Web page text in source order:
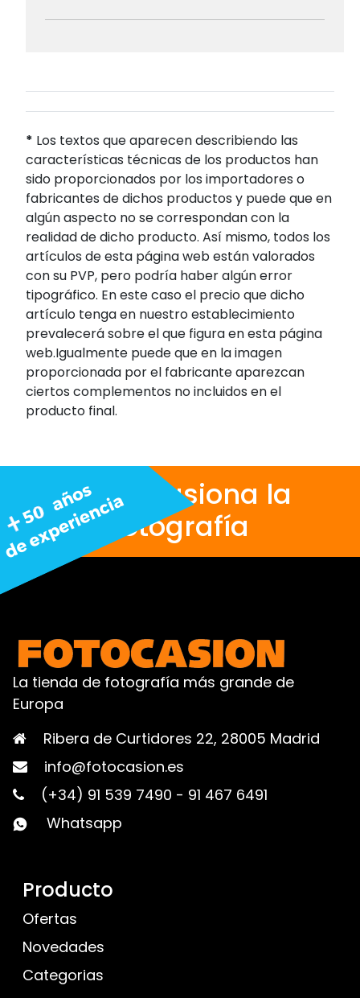
* Los textos que aparecen describiendo las
características técnicas de los productos han
sido proporcionados por los importadores o
fabricantes de dichos productos y puede que en
algún aspecto no se correspondan con la
realidad de dicho producto. Así mismo, todos los
artículos de esta página web están valorados
con su PVP, pero podría haber algún error
tipográfico. En este caso el precio que dicho
artículo tenga en nuestro establecimiento
prevalecerá sobre el que figura en esta página
web.Igualmente puede que en la imagen
proporcionada por el fabricante aparezcan
ciertos complementos no incluidos en el
producto final.
Nos apasiona la
fotografía
La tienda de fotografía más grande de
Europa
Ribera de Curtidores 22, 28005 Madrid
info@fotocasion.es
(+34) 91 539 7490 - 91 467 6491
Whatsapp
Producto
Ofertas
Novedades
Categorias